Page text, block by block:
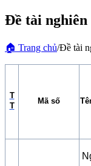
Đề tài nghiên
🏠 Trang chủ/Đề tài
T
T
Mã số